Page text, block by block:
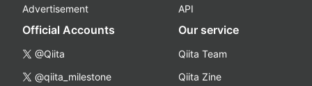
Advertisement
API
Official Accounts
@Qiita
@qiita_milestone
Our service
Qiita Team
Qiita Zine